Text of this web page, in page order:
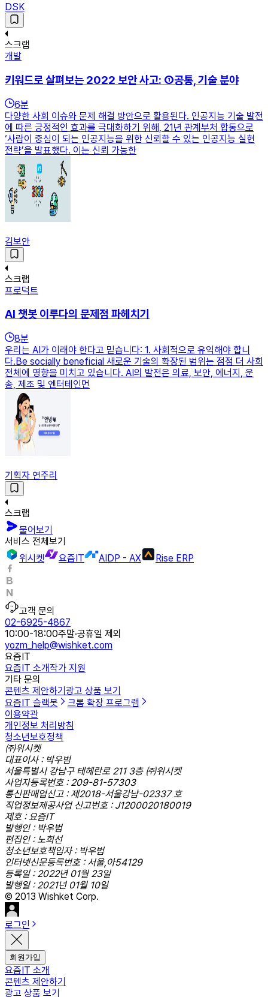
DSK
스크랩
개발
키워드로 살펴보는 2022 보안 사고: ①공통, 기술 분야
6분
다양한 사회 이슈와 문제 해결 방안으로 활용된다. 인공지능 기술 발전
에 따른 긍정적인 효과를 극대화하기 위해, 21년 관계부처 합동으로
‘사람이 중심이 되는 인공지능을 위한 신뢰할 수 있는 인공지능 실현
전략’을 발표했다. 이는 신뢰 가능한
김보안
스크랩
프로덕트
AI 챗봇 이루다의 문제점 파헤치기
8분
우리는 AI가 이래야 한다고 믿습니다: 1. 사회적으로 유익해야 합니
다.Be socially beneficial 새로운 기술의 확장된 범위는 점점 더 사회
전체에 영향을 미치고 있습니다. AI의 발전은 의료, 보안, 에너지, 운
송, 제조 및 엔터테인먼
기획자 연주리
스크랩
물어보기
서비스 전체보기
위시켓
요즘IT AIDP - AX Rise ERP
고객 문의
02-6925-4867
10:00-18:00주말·공휴일 제외
yozm_help@wishket.com
요즘IT
요즘IT 소개작가 지원
기타 문의
콘텐츠 제안하기 광고 상품 보기
요즘IT 슬랙봇
크롬 확장 프로그램
이용약관
개인정보 처리방침
청소년보호정책
㈜위시켓
대표이사 : 박우범
서울특별시 강남구 테헤란로 211 3층 ㈜위시켓
사업자등록번호 : 209-81-57303
통신판매업신고 : 제2018-서울강남-02337 호
직업정보제공사업 신고번호 : J1200020180019
제호 : 요즘IT
발행인 : 박우범
편집인 : 노희선
청소년보호책임자 : 박우범
인터넷신문등록번호 : 서울,아54129
등록일 : 2022년 01월 23일
발행일 : 2021년 01월 10일
© 2013 Wishket Corp.
로그인
회원가입
요즘IT 소개
콘텐츠 제안하기
광고 상품 보기